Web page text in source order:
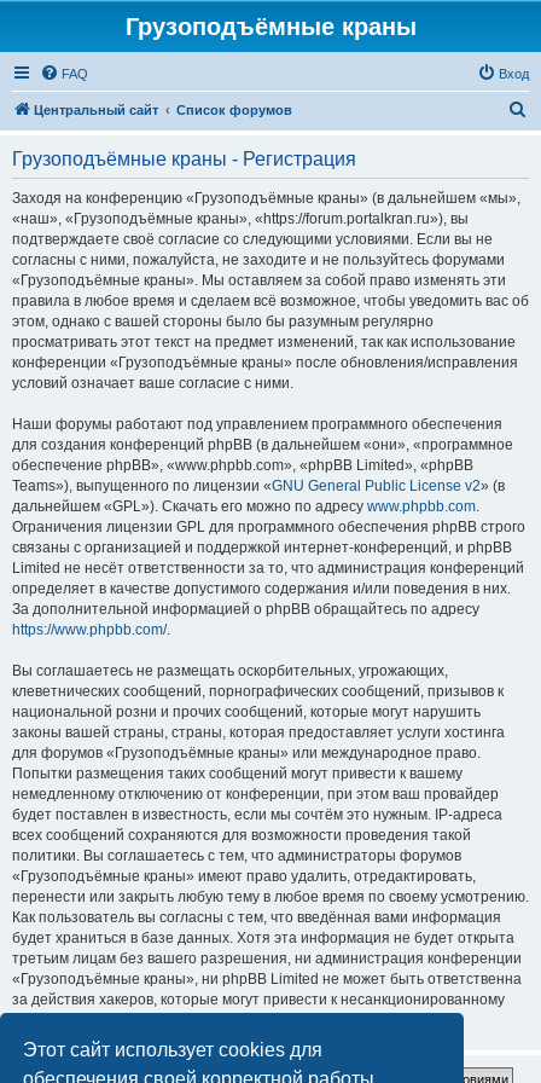
Этот сайт использует cookies для
обеспечения своей корректной работы.
Грузоподъёмные краны
FAQ Вход
Центральный сайт Список форумов
Грузоподъёмные краны - Регистрация
Заходя на конференцию «Грузоподъёмные краны» (в дальнейшем «мы»,
«наш», «Грузоподъёмные краны», «https://forum.portalkran.ru»), вы
подтверждаете своё согласие со следующими условиями. Если вы не
согласны с ними, пожалуйста, не заходите и не пользуйтесь форумами
«Грузоподъёмные краны». Мы оставляем за собой право изменять эти
правила в любое время и сделаем всё возможное, чтобы уведомить вас об
этом, однако с вашей стороны было бы разумным регулярно
просматривать этот текст на предмет изменений, так как использование
конференции «Грузоподъёмные краны» после обновления/исправления
условий означает ваше согласие с ними.
Наши форумы работают под управлением программного обеспечения
для создания конференций phpBB (в дальнейшем «они», «программное
обеспечение phpBB», «www.phpbb.com», «phpBB Limited», «phpBB
Teams»), выпущенного по лицензии «GNU General Public License v2» (в
дальнейшем «GPL»). Скачать его можно по адресу www.phpbb.com.
Ограничения лицензии GPL для программного обеспечения phpBB строго
связаны с организацией и поддержкой интернет-конференций, и phpBB
Limited не несёт ответственности за то, что администрация конференций
определяет в качестве допустимого содержания и/или поведения в них.
За дополнительной информацией о phpBB обращайтесь по адресу
https://www.phpbb.com/.
Вы соглашаетесь не размещать оскорбительных, угрожающих,
клеветнических сообщений, порнографических сообщений, призывов к
национальной розни и прочих сообщений, которые могут нарушить
законы вашей страны, страны, которая предоставляет услуги хостинга
для форумов «Грузоподъёмные краны» или международное право.
Попытки размещения таких сообщений могут привести к вашему
немедленному отключению от конференции, при этом ваш провайдер
будет поставлен в известность, если мы сочтём это нужным. IP-адреса
всех сообщений сохраняются для возможности проведения такой
политики. Вы соглашаетесь с тем, что администраторы форумов
«Грузоподъёмные краны» имеют право удалить, отредактировать,
перенести или закрыть любую тему в любое время по своему усмотрению.
Как пользователь вы согласны с тем, что введённая вами информация
будет храниться в базе данных. Хотя эта информация не будет открыта
третьим лицам без вашего разрешения, ни администрация конференции
«Грузоподъёмные краны», ни phpBB Limited не может быть ответственна
за действия хакеров, которые могут привести к несанкционированному